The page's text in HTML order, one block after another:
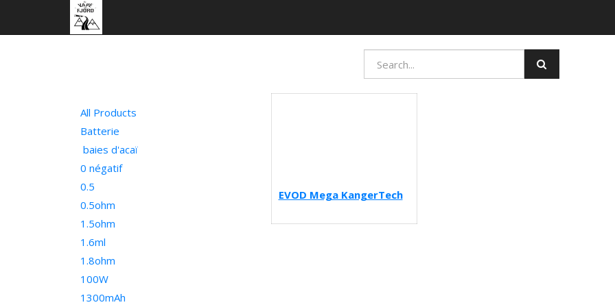
All Products
Batterie
baies d'acaï
0 négatif
0.5
0.5ohm
1.5ohm
1.6ml
1.8ohm
100W
1300mAh
EVOD Mega KangerTech